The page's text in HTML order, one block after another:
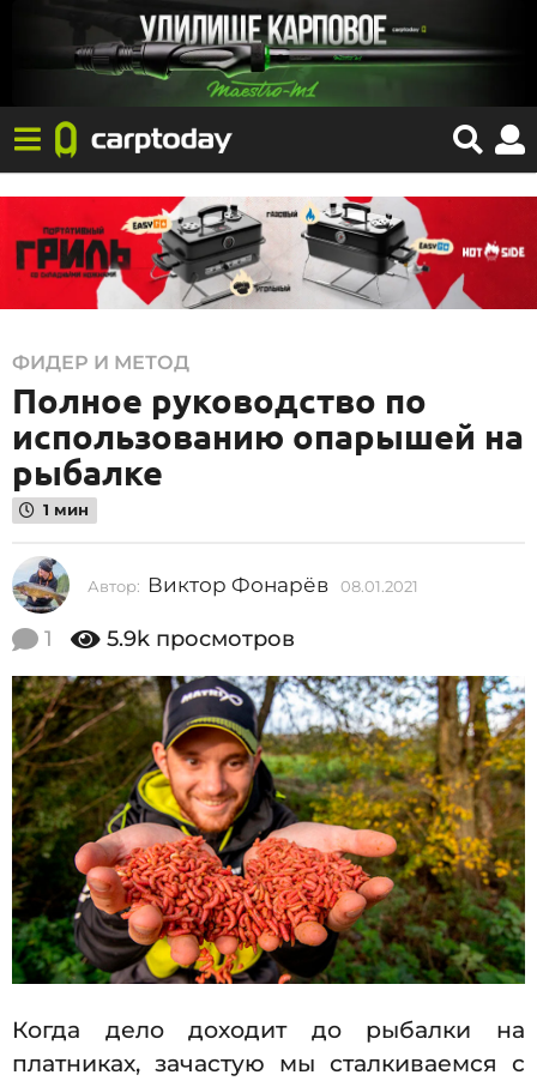
0
8
.
0
1
.
2
0
2
0
8
.
0
1
.
2
0
2
ФИДЕР И МЕТОД
Полное руководство по
использованию опарышей на
рыбалке
1 мин
Автор: Виктор Фонарёв 08.01.2021
1
.
2
0
2
1
1 5.9k просмотров
Когда дело доходит до рыбалки на
платниках, зачастую мы сталкиваемся с